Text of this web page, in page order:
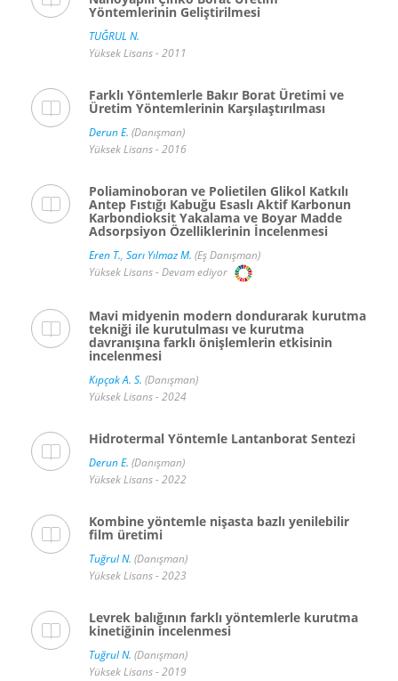
Yöntemlerinin Geliştirilmesi
TUĞRUL N.
Yüksek Lisans - 2011
Farklı Yöntemlerle Bakır Borat Üretimi ve
Üretim Yöntemlerinin Karşılaştırılması
Derun E. (Danışman)
Yüksek Lisans - 2016
Poliaminoboran ve Polietilen Glikol Katkılı
Antep Fıstığı Kabuğu Esaslı Aktif Karbonun
Karbondioksit Yakalama ve Boyar Madde
Adsorpsiyon Özelliklerinin İncelenmesi
Eren T., Sarı Yılmaz M. (Eş Danışman)
Yüksek Lisans - Devam ediyor
Mavi midyenin modern dondurarak kurutma
tekniği ile kurutulması ve kurutma
davranışına farklı önişlemlerin etkisinin
incelenmesi
Kıpçak A. S. (Danışman)
Yüksek Lisans - 2024
Hidrotermal Yöntemle Lantanborat Sentezi
Derun E. (Danışman)
Yüksek Lisans - 2022
Kombine yöntemle nişasta bazlı yenilebilir
film üretimi
Tuğrul N. (Danışman)
Yüksek Lisans - 2023
Levrek balığının farklı yöntemlerle kurutma
kinetiğinin incelenmesi
Tuğrul N. (Danışman)
Yüksek Lisans - 2019